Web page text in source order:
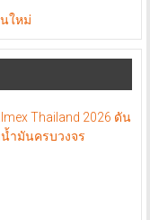
ใหม่
Thailand 2026 ดัน
ำมันครบวงจร